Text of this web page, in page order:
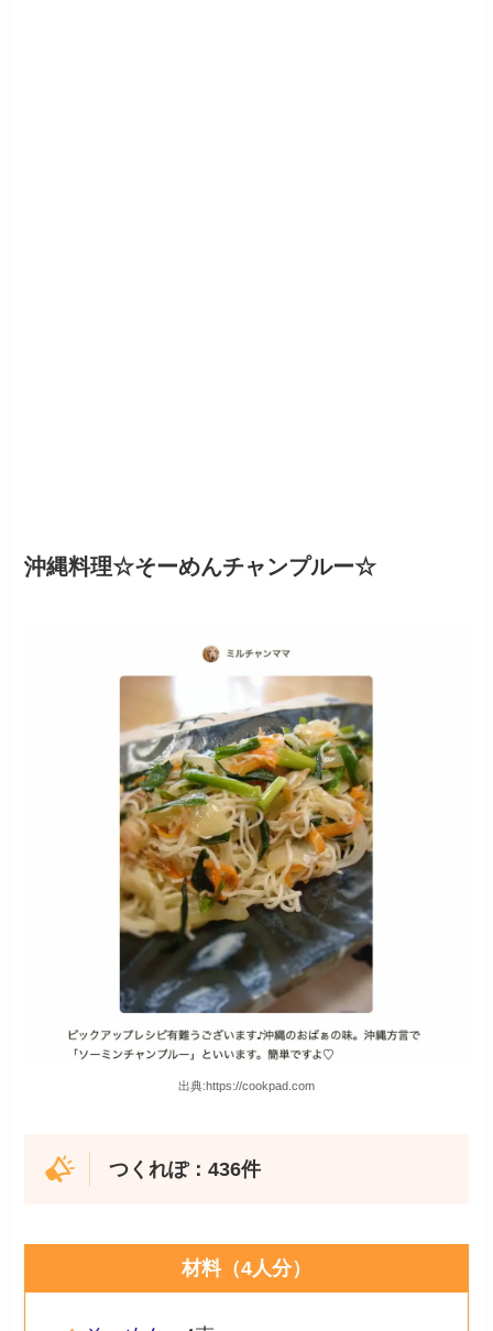
沖縄料理☆そーめんチャンプルー☆
出典:https://cookpad.com
つくれぽ：436件
材料（4人分）